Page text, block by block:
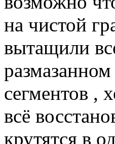
на чистой
вытащили
сегментов ,
всё
крутятся в